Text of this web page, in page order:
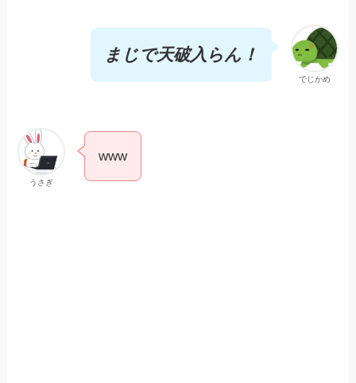
でじかめ
まじで天破入らん！
うさぎ
www